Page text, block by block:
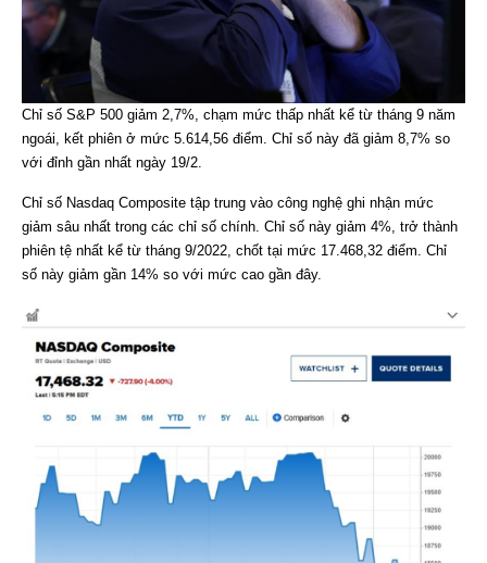
Chỉ số S&P 500 giảm 2,7%, chạm mức thấp nhất kể từ tháng 9 năm
ngoái, kết phiên ở mức 5.614,56 điểm. Chỉ số này đã giảm 8,7% so
với đỉnh gần nhất ngày 19/2.
Chỉ số Nasdaq Composite tập trung vào công nghệ ghi nhận mức
giảm sâu nhất trong các chỉ số chính. Chỉ số này giảm 4%, trở thành
phiên tệ nhất kể từ tháng 9/2022, chốt tại mức 17.468,32 điểm. Chỉ
số này giảm gần 14% so với mức cao gần đây.